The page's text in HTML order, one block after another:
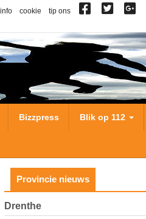
cookie tip ons
Bizzpress Blik op 112
Provincie nieuws
Drenthe